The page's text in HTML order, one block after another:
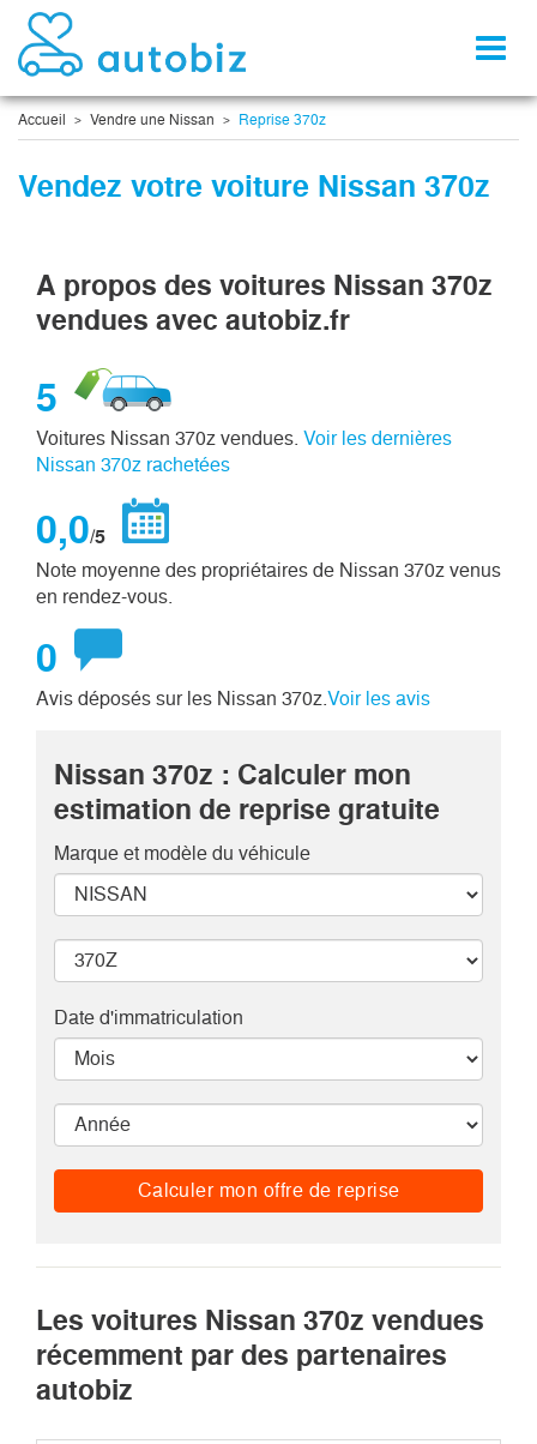
Accueil Vendre une Nissan Reprise 370z
Vendez votre voiture Nissan 370z
A propos des voitures Nissan 370z
vendues avec autobiz.fr
5
Voitures Nissan 370z vendues. Voir les dernières
Nissan 370z rachetées
0,0/5
Note moyenne des propriétaires de Nissan 370z venus
en rendez-vous.
0
Avis déposés sur les Nissan 370z. Voir les avis
Nissan 370z : Calculer mon
estimation de reprise gratuite
Marque et modèle du véhicule
Date d'immatriculation
Calculer mon offre de reprise
Les voitures Nissan 370z vendues
récemment par des partenaires
autobiz